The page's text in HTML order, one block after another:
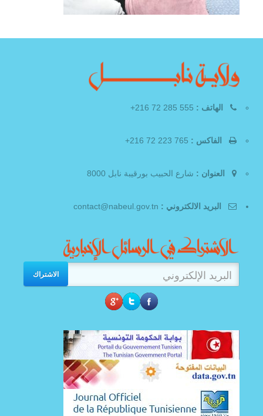
الهاتف :
الفاكس :
العنوان : شارع الحبيب بورقيبة نابل 8000
البريد الالكتروني :
الاشتراك